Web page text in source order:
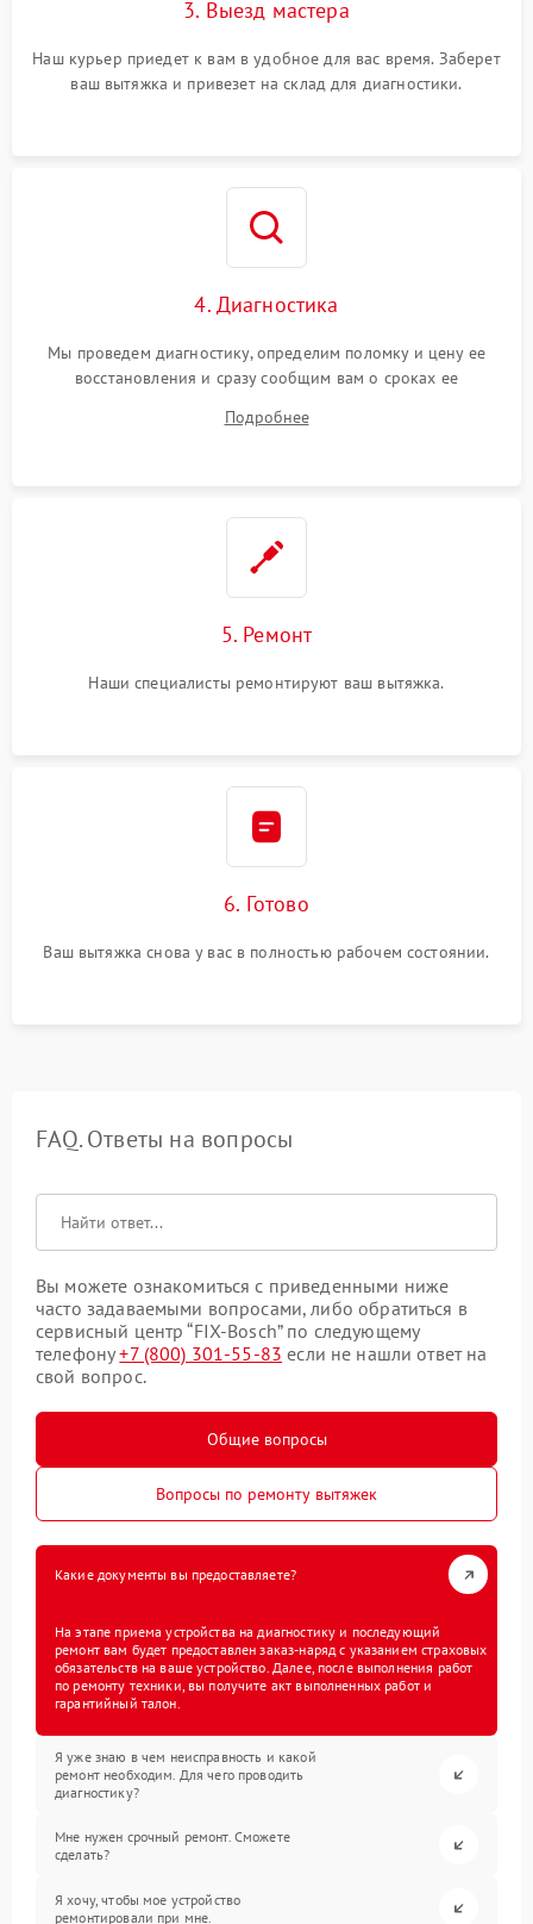
3. Выезд мастера
Наш курьер приедет к вам в удобное для вас время. Заберет
ваш вытяжка и привезет на склад для диагностики.
4. Диагностика
Мы проведем диагностику, определим поломку и цену ее
восстановления и сразу сообщим вам о сроках ее
Подробнее
5. Ремонт
Наши специалисты ремонтируют ваш вытяжка.
6. Готово
Ваш вытяжка снова у вас в полностью рабочем состоянии.
FAQ. Ответы на вопросы
Вы можете ознакомиться с приведенными ниже
часто задаваемыми вопросами, либо обратиться в
сервисный центр “FIX-Bosch” по следующему
телефону+7 (800) 301-55-83 если не нашли ответ на
свой вопрос.
Общие вопросы
Вопросы по ремонту вытяжек
Какие документы вы предоставляете?
На этапе приема устройства на диагностику и последующий
ремонт вам будет предоставлен заказ-наряд с указанием страховых
обязательств на ваше устройство. Далее, после выполнения работ
по ремонту техники, вы получите акт выполненных работ и
гарантийный талон.
Я уже знаю в чем неисправность и какой
ремонт необходим. Для чего проводить
диагностику?
Мне нужен срочный ремонт. Сможете
сделать?
Я хочу, чтобы мое устройство
ремонтировали при мне.